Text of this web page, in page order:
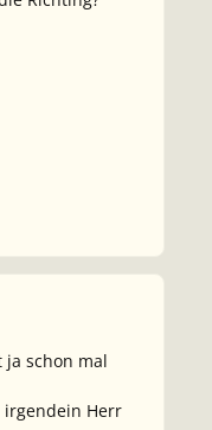
schon mal
irgendein Herr